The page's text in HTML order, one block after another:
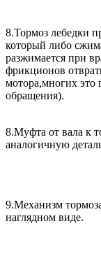
8.Тормоз лебедки
который либо
разжимается при
фрикционов
мотора,многих это
обращения).
8.Муфта от вала к
аналогичную
9.Механизм
наглядном виде.